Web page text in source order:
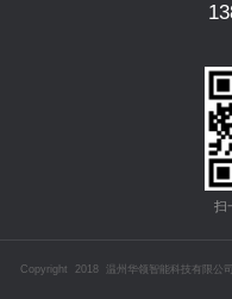
扫
Copyright 2018 温州华领智能科技有